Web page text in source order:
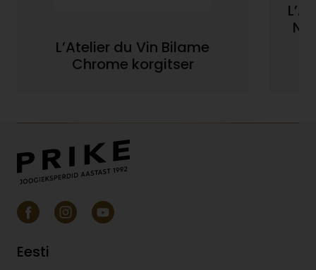
L’Atelier du Vin Bilame
Chrome korgitser
Eesti